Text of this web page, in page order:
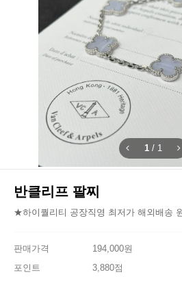
1 / 1
반클리프 팔찌
★하이퀄리티 공장직영 최저가 해외배송
판매가격
194,000원
포인트
3,880점